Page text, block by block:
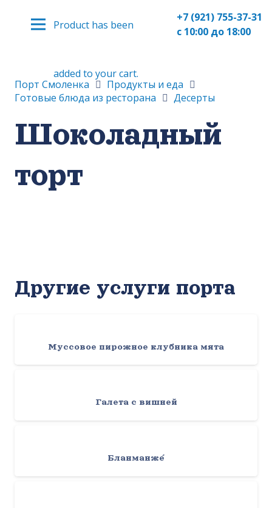
Producthas been
added to your cart.
+7 (921) 755-37-31
с 10:00 до 18:00
Порт Смоленка
Продукты и еда
Готовые блюда из ресторана
Десерты
Шоколадный
торт
Другие услуги порта
Муссовое пирожное клубника мята
Галета с вишней
Бланманже́